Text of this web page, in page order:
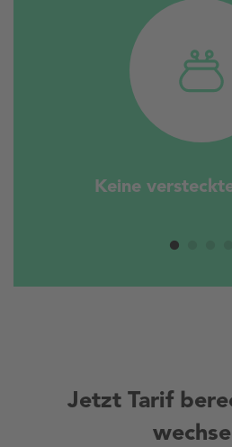
Keine
Jetzt Tarif